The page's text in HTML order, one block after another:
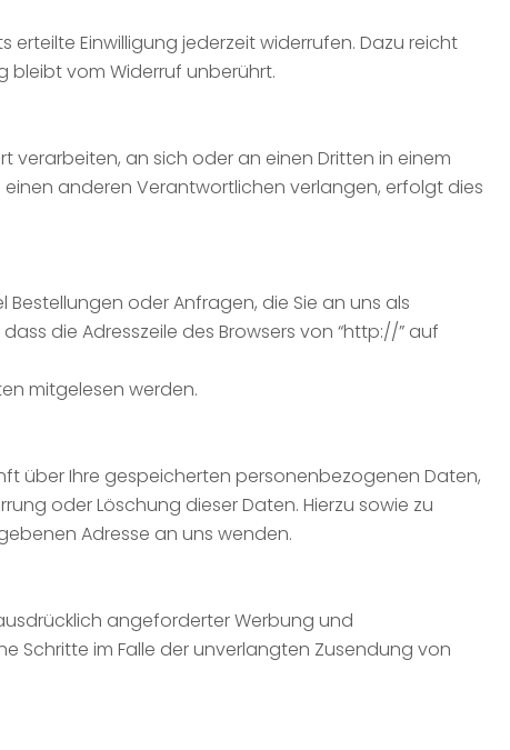
Einwilligung jederzeit widerrufen. Dazu reicht
bleibt vom Widerruf unberührt.
verarbeiten, an sich oder an einen Dritten in einem
anderen Verantwortlichen verlangen, erfolgt dies
oder Anfragen, die Sie an uns als
die Adresszeile des Browsers von “http://” auf
mitgelesen werden.
über Ihre gespeicherten personenbezogenen Daten,
oder Löschung dieser Daten. Hierzu sowie zu
Adresse an uns wenden.
angeforderter Werbung und
Schritte im Falle der unverlangten Zusendung von